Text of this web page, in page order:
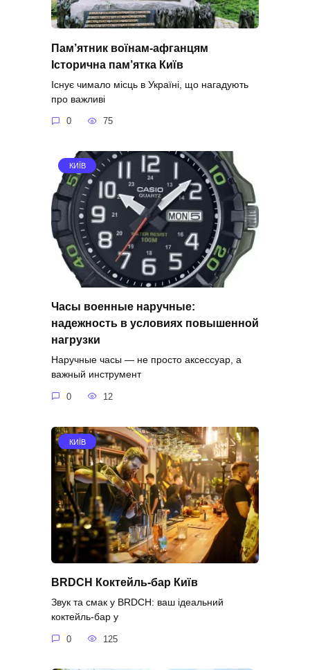
Пам’ятник воїнам-афганцям
Історична пам’ятка Київ
Існує чимало місць в Україні, що нагадують
про важливі
0 75
КИЇВ
Часы военные наручные:
надежность в условиях повышенной
нагрузки
Наручные часы — не просто аксессуар, а
важный инструмент
0 12
КИЇВ
BRDCH Коктейль-бар Київ
Звук та смак у BRDCH: ваш ідеальний
коктейль-бар у
0 125